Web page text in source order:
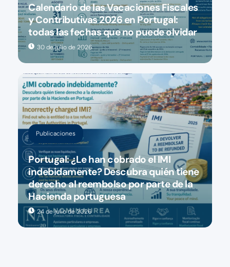
Calendario de las Vacaciones Fiscales
y Contributivas 2026 en Portugal:
todas las fechas que no puede olvidar
30 de julio de 2026
Publicaciones
Portugal: ¿Le han cobrado el IMI
indebidamente? Descubra quién tiene
derecho al reembolso por parte de la
Hacienda portuguesa
24 de julio de 2026